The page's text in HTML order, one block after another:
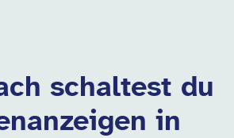
schaltest du
in